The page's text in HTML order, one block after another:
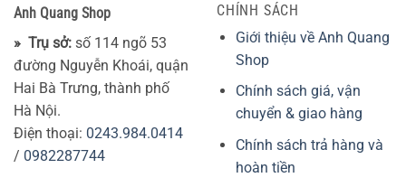
Anh Quang Shop
» Trụ sở: số 114 ngõ 53
đường Nguyễn Khoái, quận
Hai Bà Trưng, thành phố
Hà Nội.
Điện thoại: 0243.984.0414
/ 0982287744
CHÍNH SÁCH
Giới thiệu về Anh Quang
Shop
Chính sách giá, vận
chuyển & giao hàng
Chính sách trả hàng và
hoàn tiền